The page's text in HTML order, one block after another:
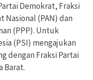
Demokrat, Fraksi
Nasional (PAN) dan
(PPP). Untuk
(PSI) mengajukan
dengan Fraksi Partai
Barat.